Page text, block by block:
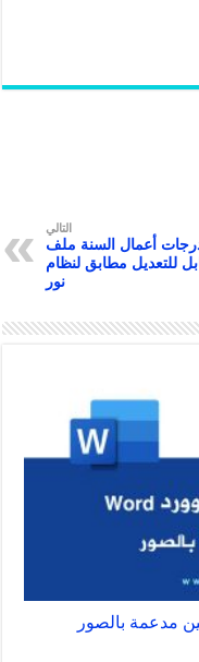
التالي
أعمال السنة ملف
للتعديل مطابق لنظام
نور